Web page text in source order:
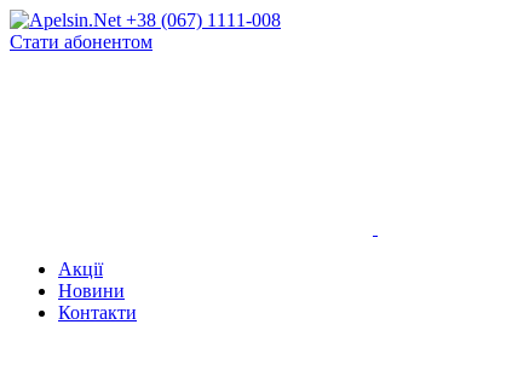
+38 (067) 1111-008
Стати абонентом
Акції
Новини
Контакти